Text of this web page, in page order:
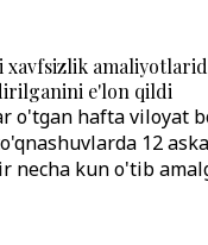
xavfsizlik
e'lon qildi
o'tgan hafta viloyat
12
necha kun o'tib